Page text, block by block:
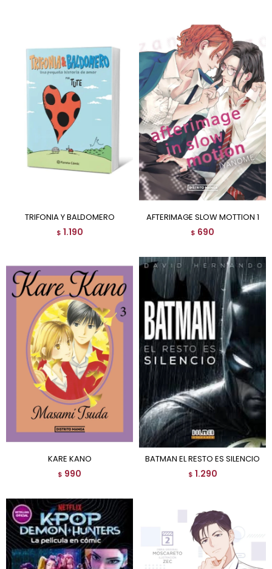
TRIFONIA Y BALDOMERO
$ 1.190
AFTERIMAGE SLOW MOTTION 1
$ 690
KARE KANO
$ 990
BATMAN EL RESTO ES SILENCIO
$ 1.290